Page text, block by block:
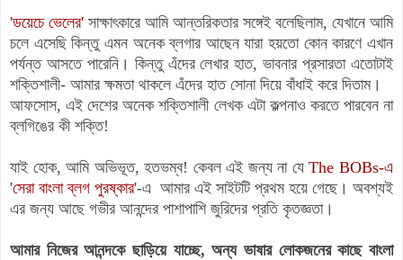
'ডয়েচে ভেলের' সাক্ষাৎকারে আমি আন্তরিকতার সঙ্গেই বলেছিলাম, যেখানে আমি
চলে এসেছি কিন্তু এমন অনেক ব্লগার আছেন যারা হয়তো কোন কারণে এখান
পর্যন্ত আসতে পারেনি। কিন্তু এঁদের লেখার হাত, ভাবনার প্রসারতা এতোটাই
শক্তিশালী- আমার ক্ষমতা থাকলে এঁদের হাত সোনা দিয়ে বাঁধাই করে দিতাম।
আফসোস, এই দেশের অনেক শক্তিশালী লেখক এটা কল্পনাও করতে পারবেন না
ব্লগিঙের কী শক্তি!
যাই হোক, আমি অভিভূত, হতভম্ব! কেবল এই জন্য না যেThe BOBs-এ
'সেরা বাংলা ব্লগ পুরষ্কার'-এ আমার এই সাইটটি প্রথম হয়ে গেছে। অবশ্যই
এর জন্য আছে গভীর আনন্দের পাশাপাশি জুরিদের প্রতি কৃতজ্ঞতা।
আমার নিজের আনন্দকে ছাড়িয়ে যাচ্ছে, অন্য ভাষার লোকজনের কাছে বাংলা